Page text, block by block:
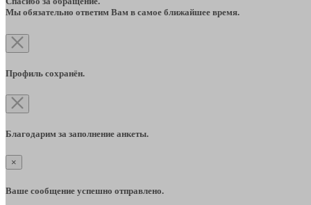
Мы обязательно ответим Вам в самое ближайшее время.
Профиль сохранён.
Благодарим за заполнение анкеты.
×
Ваше сообщение успешно отправлено.